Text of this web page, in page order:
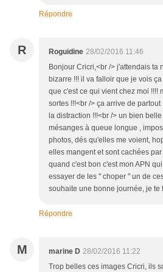
Répondre
R Roguidine 28/02/2016 11:46
Bonjour Cricri,<br /> j'attendais ta
bizarre !!! il va falloir que je vois
que c'est ce qui vient chez moi !!!!
sortes !!!<br /> ça arrive de
la distraction !!!<br /> un bien
mésanges à queue longue ,
photos, dés qu'elles me voient,
elles mangent et sont cachées
quand c'est bon c'est mon APN
essayer de les " choper " un de
souhaite une bonne journée, je te
Répondre
M marine D 28/02/2016 11:22
Trop belles ces images Cricri, ils